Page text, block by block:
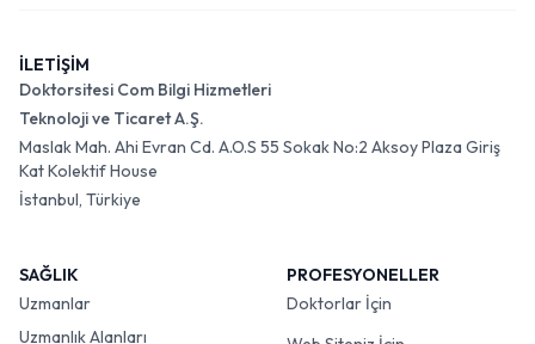
İLETİŞİM
Doktorsitesi Com Bilgi Hizmetleri
Teknoloji ve Ticaret A.Ş.
Maslak Mah. Ahi Evran Cd. A.O.S 55 Sokak No:2 Aksoy Plaza Giriş
Kat Kolektif House
İstanbul, Türkiye
SAĞLIK
Uzmanlar
Uzmanlık Alanları
PROFESYONELLER
Doktorlar İçin